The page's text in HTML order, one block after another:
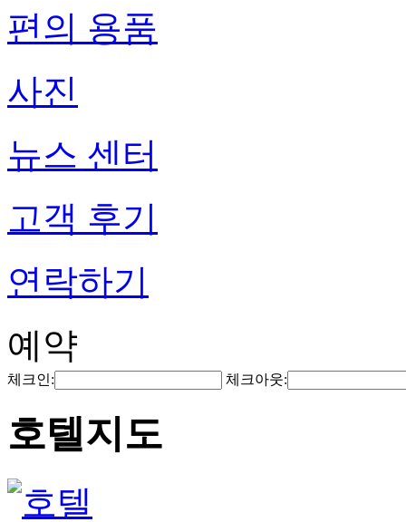
편의 용품
사진
뉴스 센터
고객 후기
연락하기
예약
체크인: 체크아웃:
호텔지도